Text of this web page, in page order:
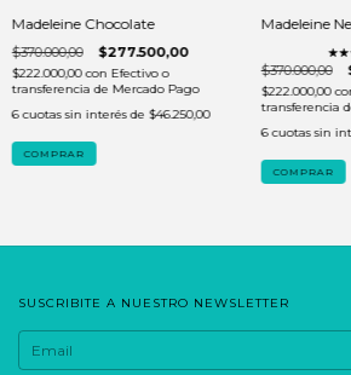
Madeleine Chocolate
$370.000,00 $277.500,00
$222.000,00con Efectivo o
transferencia de Mercado Pago
6 cuotas sin interés de $46.250,00
COMPRAR
Madeleine
$370.000,00
$222.000,00
transferencia
6 cuotas sin
COMPRAR
SUSCRIBITE A NUESTRO NEWSLETTER